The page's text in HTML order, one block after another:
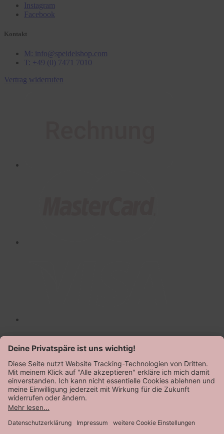
Instagram
Facebook
Kontakt
M: info@speidelshop.com
T: +49 (0) 7471 7010
Vertrag widerrufen
AGB
Datenschutz